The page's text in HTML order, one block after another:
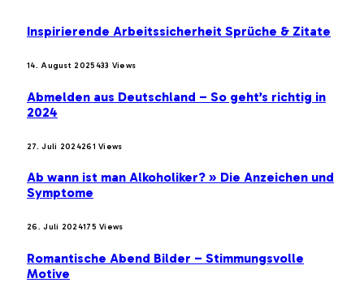
Inspirierende Arbeitssicherheit Sprüche & Zitate
14. August 2025433 Views
Abmelden aus Deutschland – So geht’s richtig in
2024
27. Juli 2024261Views
Ab wann ist man Alkoholiker? » Die Anzeichen und
Symptome
26. Juli 2024175Views
Romantische Abend Bilder – Stimmungsvolle
Motive